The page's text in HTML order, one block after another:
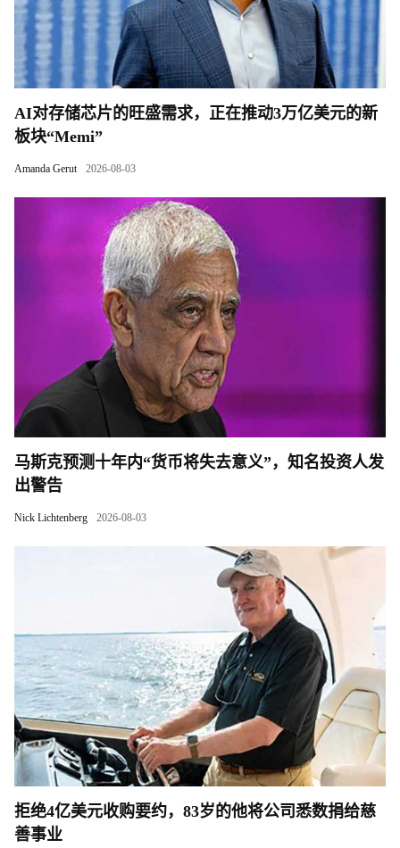
AI对存储芯片的旺盛需求，正在推动3万亿美元的新
板块“Memi”
Amanda Gerut 2026-08-03
马斯克预测十年内“货币将失去意义”，知名投资人发
出警告
Nick Lichtenberg 2026-08-03
拒绝4亿美元收购要约，83岁的他将公司悉数捐给慈
善事业